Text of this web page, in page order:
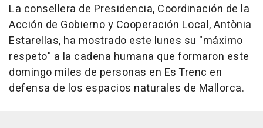
La consellera de Presidencia, Coordinación de la
Acción de Gobierno y Cooperación Local, Antònia
Estarellas, ha mostrado este lunes su "máximo
respeto" a la cadena humana que formaron este
domingo miles de personas en Es Trenc en
defensa de los espacios naturales de Mallorca.